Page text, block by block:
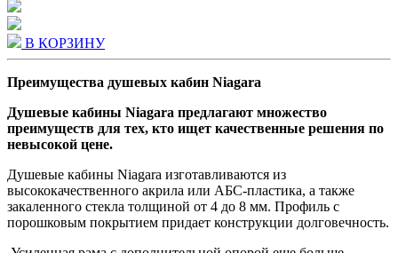
В КОРЗИНУ
Преимущества душевых кабин Niagara
Душевые кабины Niagara предлагают множество
преимуществ для тех, кто ищет качественные решения по
невысокой цене.
Душевые кабины Niagara изготавливаются из
высококачественного акрила или АБС-пластика, а также
закаленного стекла толщиной от 4 до 8 мм. Профиль с
порошковым покрытием придает конструкции долговечность.